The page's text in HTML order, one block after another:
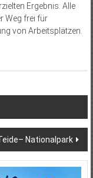
Ergebnis. Alle
Weg frei für
von Arbeitsplätzen.
Nationalpark